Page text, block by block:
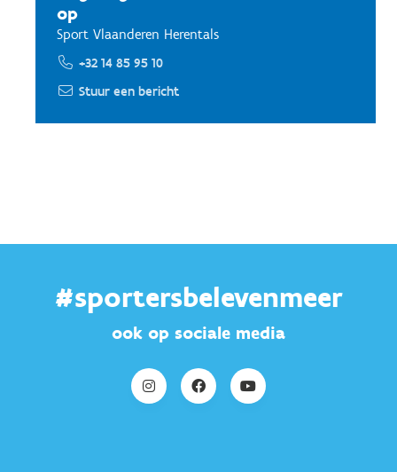
op
Sport Vlaanderen Herentals
+32 14 85 95 10
Stuur een bericht
#sportersbelevenmeer
ook op sociale media